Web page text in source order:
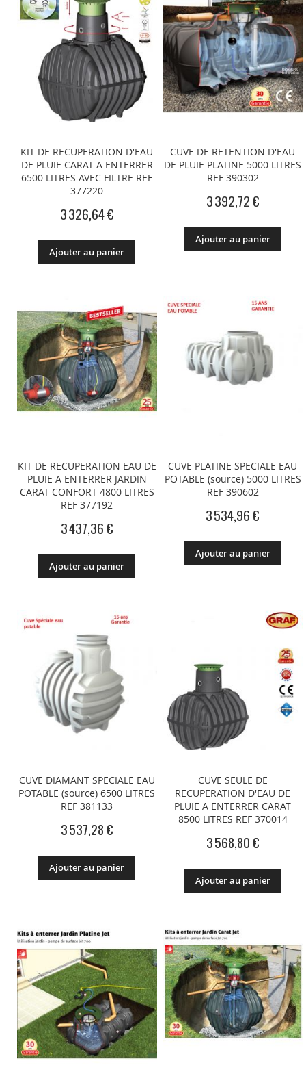
KIT DE RECUPERATION D'EAU
DE PLUIE CARAT A ENTERRER
6500 LITRES AVEC FILTRE REF
377220
3 326,64 €
Ajouter au panier
CUVE DE RETENTION D'EAU
DE PLUIE PLATINE 5000 LITRES
REF 390302
3 392,72 €
Ajouter au panier
KIT DE RECUPERATION EAU DE
PLUIE A ENTERRER JARDIN
CARAT CONFORT 4800 LITRES
REF 377192
3 437,36 €
Ajouter au panier
CUVE PLATINE SPECIALE EAU
POTABLE (source) 5000 LITRES
REF 390602
3 534,96 €
Ajouter au panier
CUVE DIAMANT SPECIALE EAU
POTABLE (source) 6500 LITRES
REF 381133
3 537,28 €
Ajouter au panier
CUVE SEULE DE
RECUPERATION D'EAU DE
PLUIE A ENTERRER CARAT
8500 LITRES REF 370014
3 568,80 €
Ajouter au panier